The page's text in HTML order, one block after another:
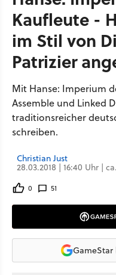
Kaufleute -
im Stil von
Patrizier
Mit Hanse: Imperium
Assemble und Linked
traditionsreicher
schreiben.
Christian Just
28.03.2018 | 16:40 Uhr |
0 51
GameStar